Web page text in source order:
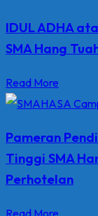
IDUL ADHA
SMA Hang
Read More
Pameran
Tinggi SMA
Perhotelan